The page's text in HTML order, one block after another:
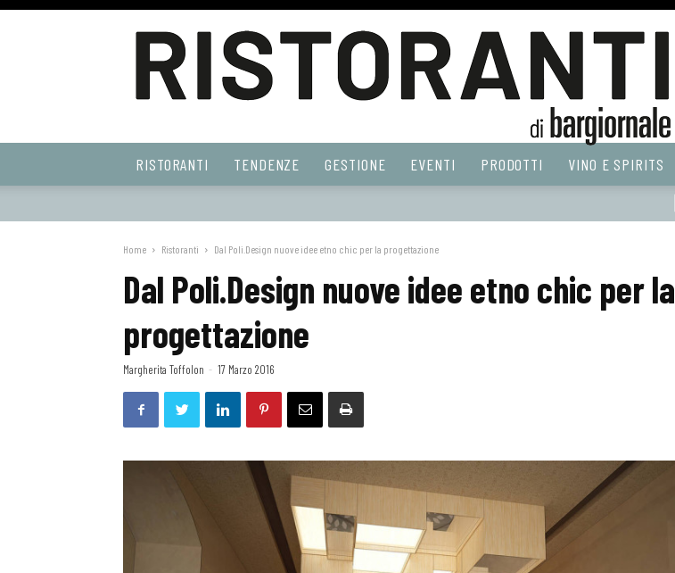
Web
RISTORANTI TENDENZE GESTIONE EVENTI PRODOTTI VINO E SPIRITS
Home Ristoranti Dal Poli.Design nuove idee etno chic per la progettazione
Dal Poli.Design nuove idee etno chic per la
progettazione
Margherita Toffolon - 17 Marzo 2016